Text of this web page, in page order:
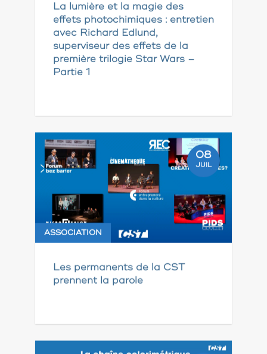
La lumière et la magie des
effets photochimiques : entretien
avec Richard Edlund,
superviseur des effets de la
première trilogie Star Wars –
Partie 1
08
JUIL
ASSOCIATION
Les permanents de la CST
prennent la parole